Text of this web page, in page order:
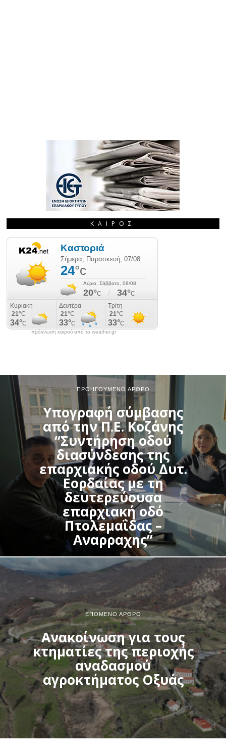
ΚΑΙΡΌΣ
πρόγνωση καιρού από το weather.gr
ΠΡΟΗΓΟΎΜΕΝΟ ΆΡΘΡΟ
Υπογραφή σύμβασης
από την Π.Ε. Κοζάνης
“Συντήρηση οδού
διασύνδεσης της
επαρχιακής οδού Δυτ.
Εορδαίας με τη
δευτερεύουσα
επαρχιακή οδό
Πτολεμαΐδας –
Αναρραχης”
ΕΠΌΜΕΝΟ ΆΡΘΡΟ
Ανακοίνωση για τους
κτηματίες της περιοχής
αναδασμού
αγροκτήματος Οξυάς